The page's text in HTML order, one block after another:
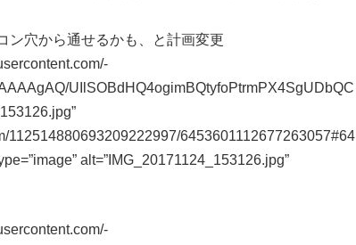
ン穴から通せるかも、と計画変更
UIlSOBdHQ4ogimBQtyfoPtrmPX4SgUDbQC
112514880693209222997/6453601112677263057#64
alt=”IMG_20171124_153126.jpg”